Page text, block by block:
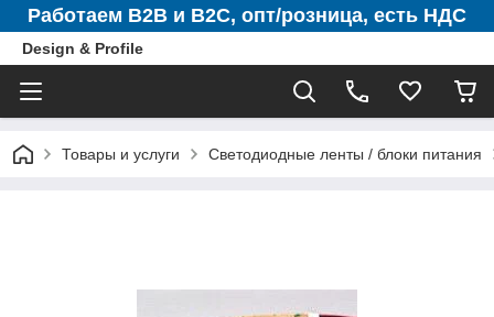
Работаем B2B и B2C, опт/розница, есть НДС
Design & Profile
Товары и услуги Светодиодные ленты / блоки питания